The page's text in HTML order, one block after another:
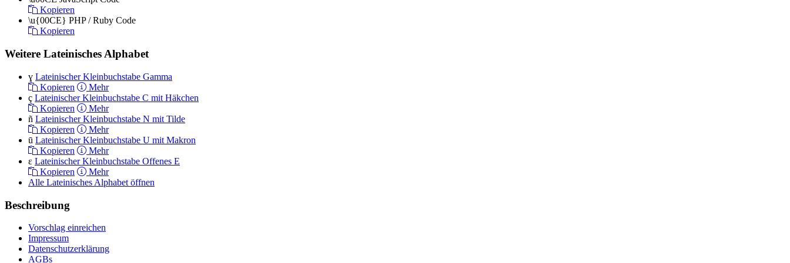
Kopieren
\u{00CE} PHP / Ruby Code
Kopieren
Weitere Lateinisches Alphabet
ɣ Lateinischer Kleinbuchstabe Gamma
Kopieren
Mehr
ç Lateinischer Kleinbuchstabe C mit Häkchen
Kopieren
Mehr
ñ Lateinischer Kleinbuchstabe N mit Tilde
Kopieren
Mehr
ū Lateinischer Kleinbuchstabe U mit Makron
Kopieren
Mehr
ɛ Lateinischer Kleinbuchstabe Offenes E
Kopieren
Mehr
Alle Lateinisches Alphabet öffnen
Beschreibung
Vorschlag einreichen
Impressum
Datenschutzerklärung
AGBs